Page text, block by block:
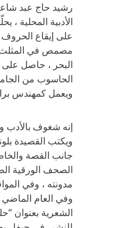
رشيد حاج عبد
الأدبية المحلية
على إيقاع
مصمص في
البحر ، حاصل
الحاسوب من
ويعمل كمهندس
إنه شغوف بالأدب
ويكتب القصيدة
جانب القصة
الصحف الورقية
مدونته ، وفي
وفي العام
الشعرية بعنوان